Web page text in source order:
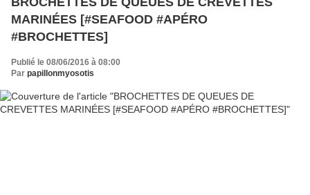
MARINÉES [#SEAFOOD #APÉRO
#BROCHETTES]
Publié le 08/06/2016 à 08:00
Par papillonmyosotis